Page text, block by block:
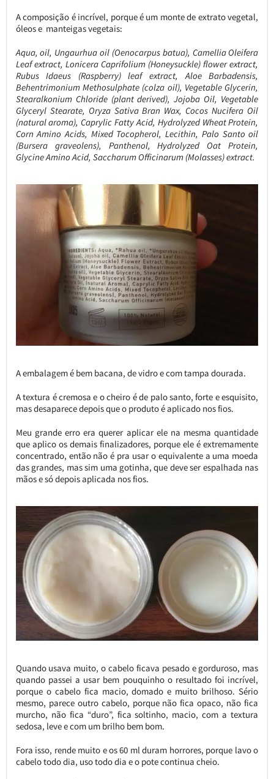
A composição é incrível, porque é um monte de extrato vegetal,
óleos e manteigas vegetais:
Aqua, oil, Ungaurhua oil (Oenocarpus batua), Camellia Oleifera
Leaf extract, Lonicera Caprifolium (Honeysuckle) flower extract,
Rubus Idaeus (Raspberry) leaf extract, Aloe Barbadensis,
Behentrimonium Methosulphate (colza oil), Vegetable Glycerin,
Stearalkonium Chloride (plant derived), Jojoba Oil, Vegetable
Glyceryl Stearate, Oryza Sativa Bran Wax, Cocos Nucifera Oil
(natural aroma), Caprylic Fatty Acid, Hydrolyzed Wheat Protein,
Corn Amino Acids, Mixed Tocopherol, Lecithin, Palo Santo oil
(Bursera graveolens), Panthenol, Hydrolyzed Oat Protein,
Glycine Amino Acid, Saccharum Officinarum (Molasses) extract.
A embalagem é bem bacana, de vidro e com tampa dourada.
A textura é cremosa e o cheiro é de palo santo, forte e esquisito,
mas desaparece depois que o produto é aplicado nos fios.
Meu grande erro era querer aplicar ele na mesma quantidade
que aplico os demais finalizadores, porque ele é extremamente
concentrado, então não é pra usar o equivalente a uma moeda
das grandes, mas sim uma gotinha, que deve ser espalhada nas
mãos e só depois aplicada nos fios.
Quando usava muito, o cabelo ficava pesado e gorduroso, mas
quando passei a usar bem pouquinho o resultado foi incrível,
porque o cabelo fica macio, domado e muito brilhoso. Sério
mesmo, parece outro cabelo, porque não fica opaco, não fica
murcho, não fica “duro”, fica soltinho, macio, com a textura
sedosa, leve e com um brilho bem bom.
Fora isso, rende muito e os 60 ml duram horrores, porque lavo o
cabelo todo dia, uso todo dia e o pote continua cheio.